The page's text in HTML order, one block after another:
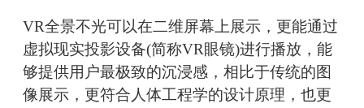
VR全景不光可以在二维屏幕上展示，更能通过
虚拟现实投影设备(简称VR眼镜)进行播放，能
够提供用户最极致的沉浸感，相比于传统的图
像展示，更符合人体工程学的设计原理，也更